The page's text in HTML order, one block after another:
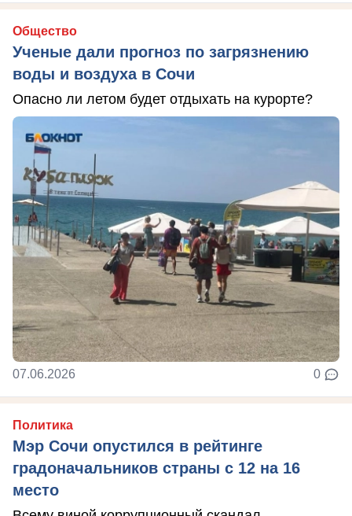
Общество
Ученые дали прогноз по загрязнению
воды и воздуха в Сочи
Опасно ли летом будет отдыхать на курорте?
07.06.2026 0
Политика
Мэр Сочи опустился в рейтинге
градоначальников страны с 12 на 16
место